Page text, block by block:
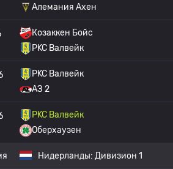
Алемания Ахен
Козаккен Бойс
РKC Валвейк
РKC Валвейк
АЗ 2
РKC Валвейк
Оберхаузен
Нидерланды: Дивизион 1